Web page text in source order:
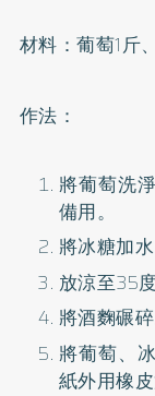
材料：葡萄1斤
作法：
將葡萄洗
備用。
將冰糖加
放涼至35
將酒麴碾碎
將葡萄、
紙外用橡